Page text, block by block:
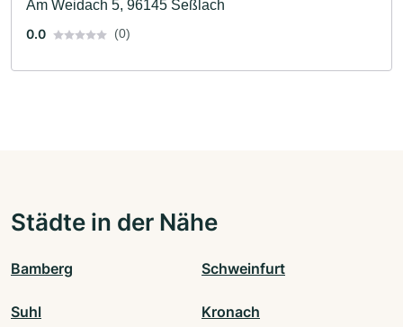
Am Weidach 5, 96145 Seßlach
0.0
(0)
Städte in der Nähe
Bamberg Schweinfurt
Suhl Kronach